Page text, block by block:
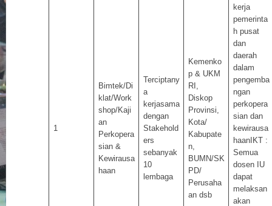
1
Bimtek/Di
klat/Work
shop/Kaji
an
Perkopera
sian &
Kewirausa
haan
Terciptany
a
kerjasama
dengan
Stakehold
ers
sebanyak
10
lembaga
Kemenko
p & UKM
RI,
Diskop
Provinsi,
Kota/
Kabupate
n,
BUMN/SK
PD/
Perusaha
an dsb
kerja
pemerinta
h pusat
dan
daerah
dalam
pengemba
ngan
perkopera
sian dan
kewirausa
haanIKT :
Semua
dosen IU
dapat
melaksan
akan